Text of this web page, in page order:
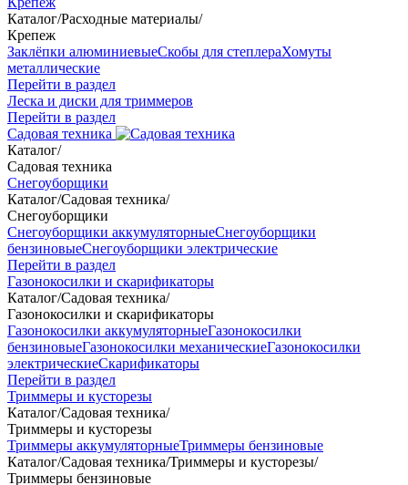
Каталог/Расходные материалы/
Крепеж
Заклёпки алюминиевыеСкобы для степлераХомуты
металлические
Перейти в раздел
Леска и диски для триммеров
Перейти в раздел
Садовая техника
Каталог/
Садовая техника
Снегоуборщики
Каталог/Садовая техника/
Снегоуборщики
Снегоуборщики аккумуляторныеСнегоуборщики
бензиновыеСнегоуборщики электрические
Перейти в раздел
Газонокосилки и скарификаторы
Каталог/Садовая техника/
Газонокосилки и скарификаторы
Газонокосилки аккумуляторныеГазонокосилки
бензиновыеГазонокосилки механическиеГазонокосилки
электрическиеСкарификаторы
Перейти в раздел
Триммеры и кусторезы
Каталог/Садовая техника/
Триммеры и кусторезы
Триммеры аккумуляторныеТриммеры бензиновые
Каталог/Садовая техника/Триммеры и кусторезы/
Триммеры бензиновые